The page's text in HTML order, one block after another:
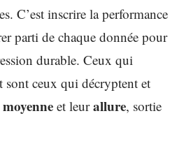
C’est inscrire la performance
parti de chaque donnée pour
durable. Ceux qui
sont ceux qui décryptent et
et leurallure, sortie